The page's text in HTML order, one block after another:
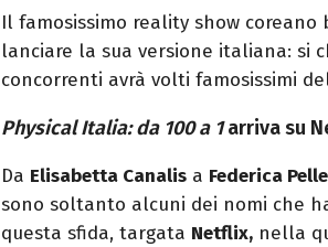
Il famosissimo reality show
lanciare la sua versione italiana: si
concorrenti avrà volti famosissimi
Physical Italia: da 100 a 1arriva su
Da Elisabetta Canalis a Federica
sono soltanto alcuni dei nomi che
questa sfida, targata Netflix, nella